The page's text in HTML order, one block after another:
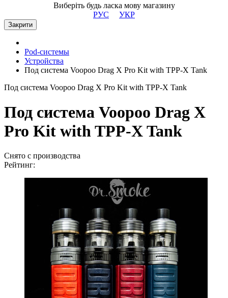
Виберіть будь ласка мову магазину
РУС
УКР
Закрити
Pod-системы
Устройства
Под система Voopoo Drag X Pro Kit with TPP-X Tank
Под система Voopoo Drag X Pro Kit with TPP-X Tank
Под система Voopoo Drag X
Pro Kit with TPP-X Tank
Снято с производства
Рейтинг: